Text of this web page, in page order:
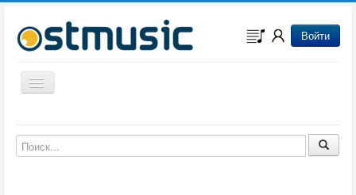
Войти
Включить/выключить навигацию
Музыка из мультфильмов
Музыка из сериалов